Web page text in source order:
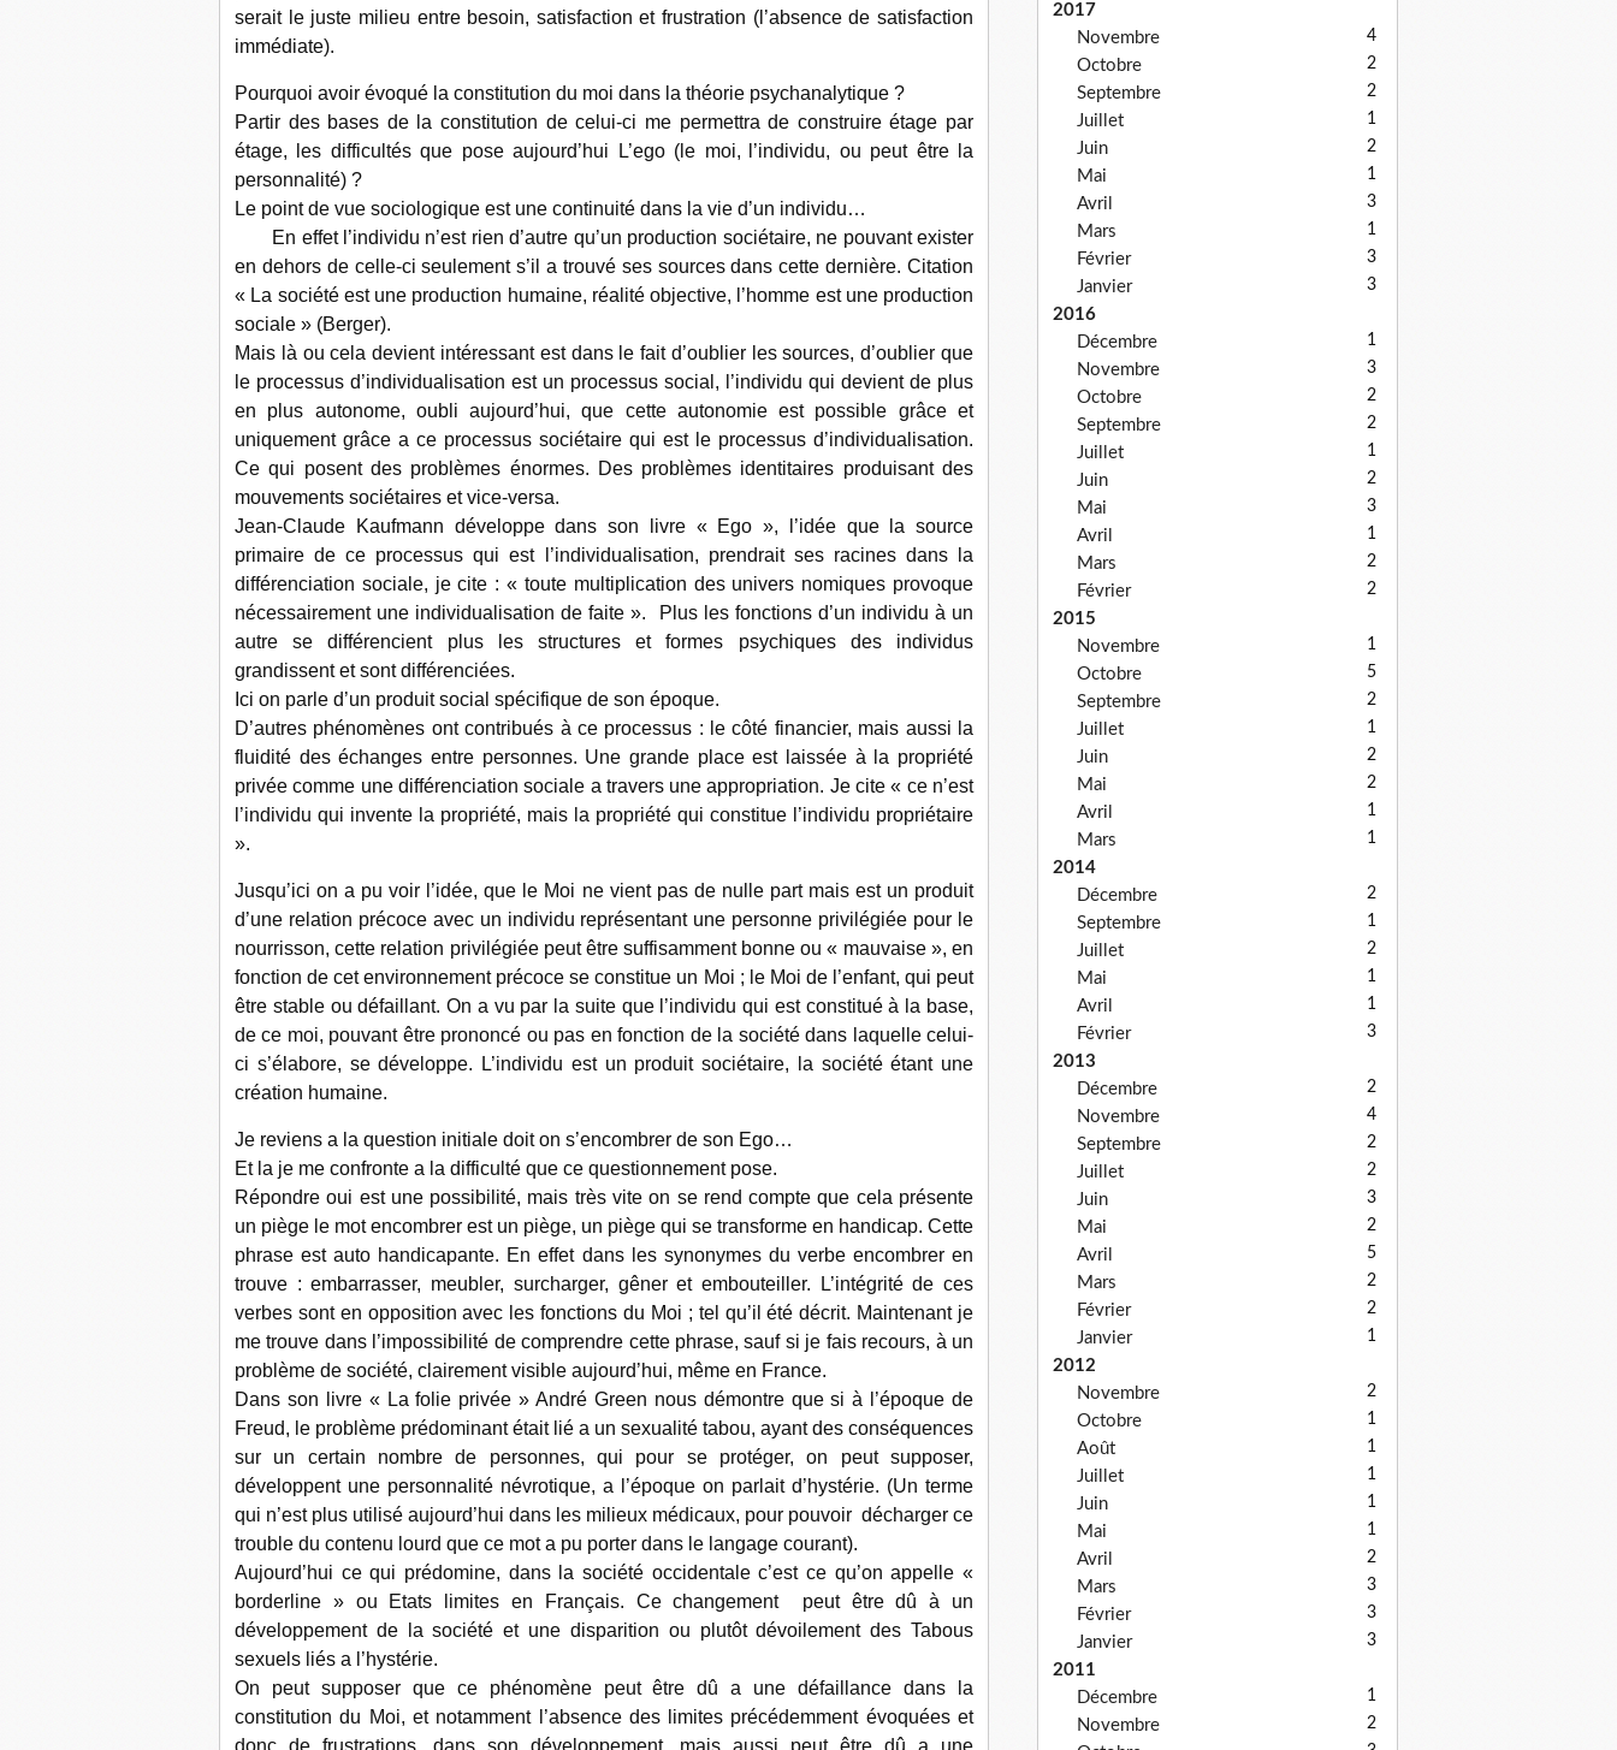
serait le juste milieu entre besoin, satisfaction et frustration (l’absence de satisfaction
immédiate).
Pourquoi avoir évoqué la constitution du moi dans la théorie psychanalytique ?
Partir des bases de la constitution de celui-ci me permettra de construire étage par
étage, les difficultés que pose aujourd’hui L’ego (le moi,
l’individu, ou peut être la
personnalité) ?
Le point de vue sociologique est une continuité dans la vie d’un individu…
En effet l’individu n’est rien d’autre qu’un production sociétaire, ne pouvant exister
en dehors de celle-ci seulement s’il a trouvé ses sources dans cette dernière. Citation
« La société est une production humaine, réalité objective, l’homme est une production
sociale » (Berger).
Mais là ou cela devient intéressant est dans le fait d’oublier les sources, d’oublier que
le processus d’individualisation est un processus social, l’individu qui devient de plus
en plus autonome, oubli aujourd’hui, que cette autonomie est possible grâce et
uniquement grâce a ce processus sociétaire qui est le processus d’individualisation.
Ce qui posent des problèmes énormes. Des problèmes identitaires produisant des
mouvements sociétaires et vice-versa.
Jean-Claude Kaufmann développe dans son livre « Ego », l’idée que la source
primaire de ce processus qui est l’individualisation, prendrait ses racines dans la
différenciation sociale, je cite : « toute multiplication des univers nomiques provoque
nécessairement une individualisation de faite ». Plus les fonctions d’un individu à un
autre se différencient plus les structures et formes psychiques des individus
grandissent et sont différenciées.
Ici on parle d’un produit social spécifique de son époque.
D’autres phénomènes ont contribués à ce processus : le côté financier, mais aussi la
fluidité des échanges entre personnes. Une grande place est laissée à la propriété
privée comme une différenciation sociale a travers une appropriation. Je cite « ce n’est
l’individu qui invente la propriété, mais la propriété qui constitue l’individu propriétaire
».
Jusqu’ici on a pu voir l’idée, que le Moi ne vient pas de nulle part mais est un produit
d’une relation précoce avec un individu représentant une personne privilégiée pour le
nourrisson, cette relation privilégiée peut être suffisamment bonne ou « mauvaise », en
fonction de cet environnement précoce se constitue un Moi ; le Moi de l’enfant, qui peut
être stable ou défaillant. On a vu par la suite que l’individu qui est constitué à la base,
de ce moi, pouvant être prononcé ou pas en fonction de la société dans laquelle celui-
ci s’élabore, se développe. L’individu est un produit sociétaire, la société étant une
création humaine.
Je reviens a la question initiale doit on s’encombrer de son Ego…
Et la je me confronte a la difficulté que ce questionnement pose.
Répondre oui est une possibilité, mais très vite on se rend compte que cela présente
un piège le mot encombrer est un piège, un piège qui se transforme en handicap. Cette
phrase est auto handicapante. En effet dans les synonymes du verbe encombrer en
trouve : embarrasser, meubler, surcharger, gêner et embouteiller. L’intégrité de ces
verbes sont en opposition avec les fonctions du Moi ; tel qu’il été décrit. Maintenant je
me trouve dans l’impossibilité de comprendre cette phrase, sauf si je fais recours, à un
problème de société, clairement visible aujourd’hui, même en France.
Dans son livre « La folie privée » André Green nous démontre que si à l’époque de
Freud, le problème prédominant était lié a un sexualité tabou, ayant des conséquences
sur un certain nombre de personnes, qui pour se protéger, on peut supposer,
développent une personnalité névrotique, a l’époque on parlait d’hystérie. (Un terme
qui n’est plus utilisé aujourd’hui dans les milieux médicaux, pour pouvoir décharger ce
trouble du contenu lourd que ce mot a pu porter dans le langage courant).
Aujourd’hui ce qui prédomine, dans la société occidentale c’est ce qu’on appelle «
borderline » ou Etats limites en Français. Ce changement peut être dû à un
développement de la société et une disparition ou plutôt dévoilement des Tabous
sexuels liés a l’hystérie.
On peut supposer que ce phénomène peut être dû a une défaillance dans la
constitution du Moi, et notamment l’absence des limites précédemment évoquées et
donc de frustrations, dans son développement, mais aussi peut être dû a une
2017
Novembre
4
Octobre 2
Septembre 2
Juillet 1
Juin 2
Mai 1
Avril 3
Mars 1
Février 3
Janvier 3
2016
Décembre
1
Novembre 3
Octobre 2
Septembre 2
Juillet 1
Juin 2
Mai 3
Avril 1
Mars 2
Février 2
2015
Novembre
1
Octobre 5
Septembre 2
Juillet 1
Juin 2
Mai 2
Avril 1
Mars 1
2014
Décembre
2
Septembre 1
Juillet 2
Mai 1
Avril 1
Février 3
2013
Décembre
2
Novembre 4
Septembre 2
Juillet 2
Juin 3
Mai 2
Avril 5
Mars 2
Février 2
Janvier 1
2012
Novembre
2
Octobre 1
Août 1
Juillet 1
Juin 1
Mai 1
Avril 2
Mars 3
Février 3
Janvier 3
2011
Décembre
1
Novembre 2